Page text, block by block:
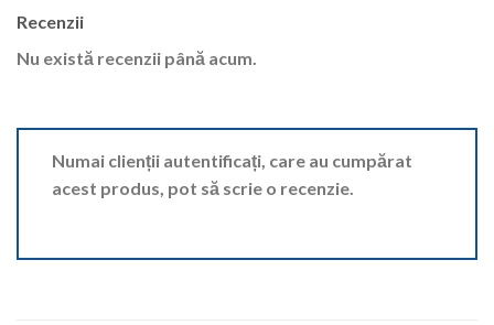
Recenzii
Nu există recenzii până acum.
Numai clienții autentificați, care au cumpărat
acest produs, pot să scrie o recenzie.